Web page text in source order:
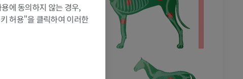
에 동의하지 않는 경우,
허용"을 클릭하여 이러한